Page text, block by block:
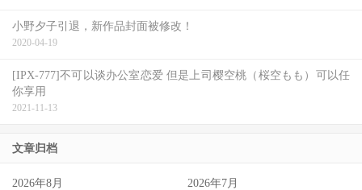
小野夕子引退，新作品封面被修改！
2020-04-19
[IPX-777]不可以谈办公室恋爱 但是上司樱空桃（桜空もも）可以任
你享用
2021-11-13
文章归档
2026年8月
2026年7月